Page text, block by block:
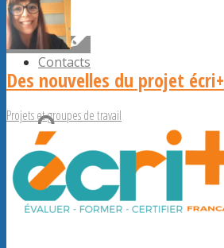
Contacts
Menu Menu
Des nouvelles du projet écri+
Projets et groupes de travail